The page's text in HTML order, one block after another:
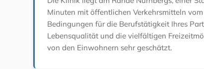
Minuten mit öffentlichen Verkehrsmitteln
Bedingungen für die Berufstätigkeit Ihres
Lebensqualität und die vielfältigen
von den Einwohnern sehr geschätzt.